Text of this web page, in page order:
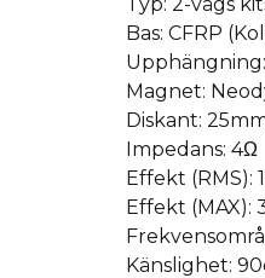
Bas: CFRP
Magnet:
Diskant:
Impedans: 4Ω
Effekt (RMS):
Effekt (MAX):
Känslighet: